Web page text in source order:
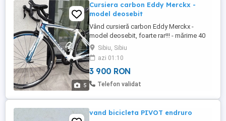
5
Cursiera carbon Eddy Merckx -
model deosebit
Vând cursieră carbon Eddy Merckx -
model deosebit, foarte rar!!! - mărime 40
(ultima poză are toate cotele) - echipare
Shimano 105 (2 foi, 11 pinioane) - jante
DT Swiss cu super butuci - cauciucuri
Michelin Pro 4 Endurance cumparate noi
de curând - frâne pe jantă cu saboți de
Sibiu, Sibiu
azi 01:10
3 900 RON
Telefon validat
vand bicicleta PIVOT endruro